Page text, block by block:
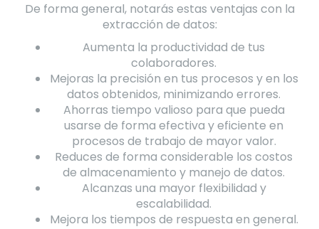
De forma general, notarás estas ventajas con la
extracción de datos:
Aumenta la productividad de tus
colaboradores.
Mejoras la precisión en tus procesos y en los
datos obtenidos, minimizando errores.
Ahorras tiempo valioso para que pueda
usarse de forma efectiva y eficiente en
procesos de trabajo de mayor valor.
Reduces de forma considerable los costos
de almacenamiento y manejo de datos.
Alcanzas una mayor flexibilidad y
escalabilidad.
Mejora los tiempos de respuesta en general.